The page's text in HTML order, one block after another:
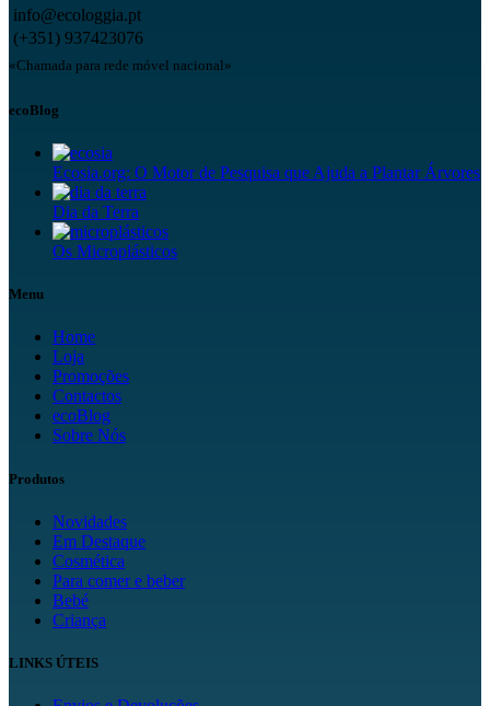
info@ecologgia.pt
(+351) 937423076
«Chamada para rede móvel nacional»
ecoBlog
Ecosia.org: O Motor de Pesquisa que Ajuda a Plantar Árvores
Dia da Terra
Os Microplásticos
Menu
Home
Loja
Promoções
Contactos
ecoBlog
Sobre Nós
Produtos
Novidades
Em Destaque
Cosmética
Para comer e beber
Bebé
Criança
LINKS ÚTEIS